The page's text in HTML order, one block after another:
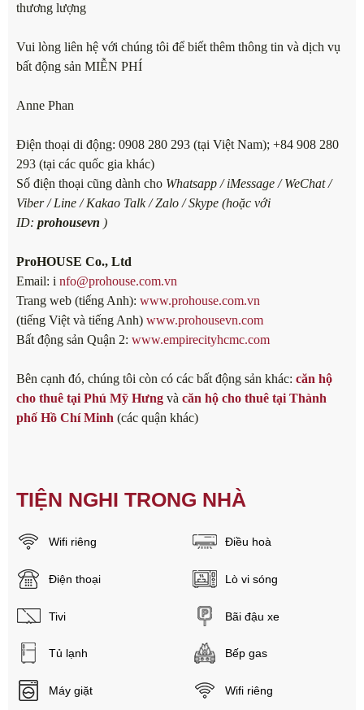
thương lượng
Vui lòng liên hệ với chúng tôi để biết thêm thông tin và dịch vụ
bất động sản MIỄN PHÍ
Anne Phan
Điện thoại di động: 0908 280 293 (tại Việt Nam); +84 908 280
293 (tại các quốc gia khác)
Số điện thoại cũng dành cho Whatsapp / iMessage / WeChat /
Viber / Line / Kakao Talk / Zalo / Skype (hoặc với
ID: prohousevn )
ProHOUSE Co., Ltd
Email: i nfo@prohouse.com.vn
Trang web (tiếng Anh): www.prohouse.com.vn
(tiếng Việt và tiếng Anh) www.prohousevn.com
Bất động sản Quận 2: www.empirecityhcmc.com
Bên cạnh đó, chúng tôi còn có các bất động sản khác: căn hộ
cho thuê tại Phú Mỹ Hưng và căn hộ cho thuê tại Thành
phố Hồ Chí Minh (các quận khác)
TIỆN NGHI TRONG NHÀ
Wifi riêng Điều hoà
Điện thoại Lò vi sóng
Tivi Bãi đậu xe
Tủ lạnh Bếp gas
Máy giặt Wifi riêng